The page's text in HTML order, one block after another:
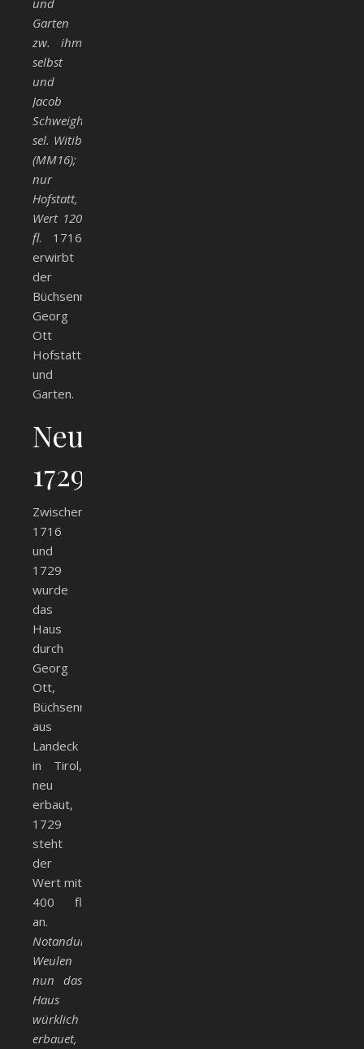
und
Garten
zw. ihm
selbst
und
Jacob
Schweigharts
sel. Witib
(MM16);
nur
Hofstatt,
Wert 120
fl. 1716
erwirbt
der
Büchsenmacher
Georg
Ott
Hofstatt
und
Garten.
Neubebauung
1729
Zwischen
1716
und
1729
wurde
das
Haus
durch
Georg
Ott,
Büchsenmacher
aus
Landeck
in Tirol,
neu
erbaut,
1729
steht
der
Wert mit
400 fl
an.
Notandum:
Weulen
nun das
Haus
würklich
erbauet,